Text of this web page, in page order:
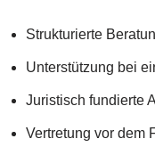
Strukturierte
Unterstützung bei
Juristisch fundierte
Vertretung vor dem